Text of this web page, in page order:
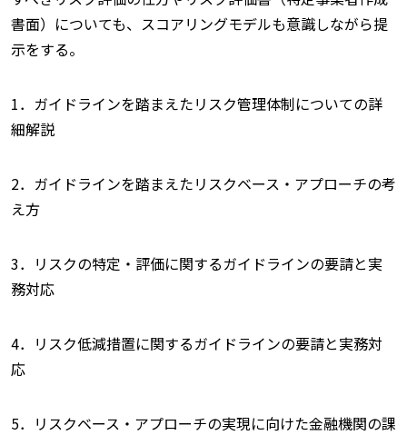
書面）についても、スコアリングモデルも意識しながら提
示をする。
1．ガイドラインを踏まえたリスク管理体制についての詳
細解説
2．ガイドラインを踏まえたリスクベース・アプローチの考
え方
3．リスクの特定・評価に関するガイドラインの要請と実
務対応
4．リスク低減措置に関するガイドラインの要請と実務対
応
5．リスクベース・アプローチの実現に向けた金融機関の課